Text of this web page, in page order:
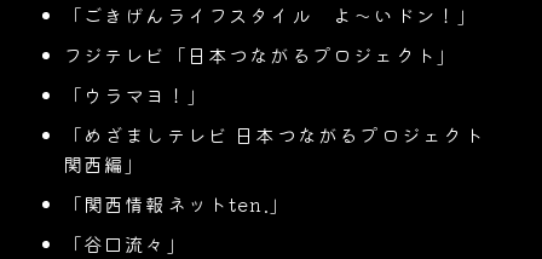
「ごきげんライフスタイル よ〜いドン！」
フジテレビ「日本つながるプロジェクト」
「ウラマヨ！」
「めざましテレビ 日本つながるプロジェクト
関西編」
「関西情報ネットten.」
「谷口流々」